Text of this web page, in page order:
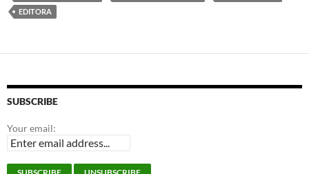
EDITORA
SUBSCRIBE
Your email: